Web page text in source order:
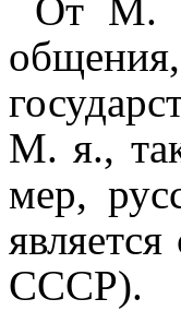
От М.
М. я.,
мер,
СССР).